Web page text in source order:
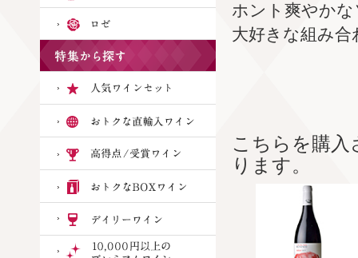
ホント爽やか
大好きな組み
こちらを購
ります。